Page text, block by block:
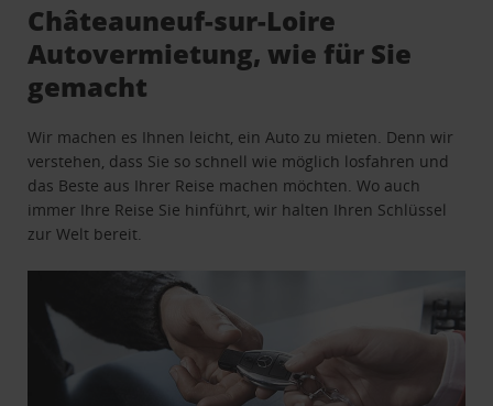
Châteauneuf-sur-Loire
Autovermietung, wie für Sie
gemacht
Wir machen es Ihnen leicht, ein Auto zu mieten. Denn wir
verstehen, dass Sie so schnell wie möglich losfahren und
das Beste aus Ihrer Reise machen möchten. Wo auch
immer Ihre Reise Sie hinführt, wir halten Ihren Schlüssel
zur Welt bereit.